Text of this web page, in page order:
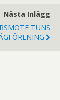
Nästa Inlägg
TUNS